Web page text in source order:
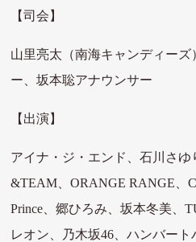
【司会】
山里亮太（南海キャンディー
ー、坂本聡アナウンサー
【出演】
アイナ・ジ・エンド、石川さゆ
&TEAM、ORANGE RANGE、
Prince、郷ひろみ、坂本冬美、
レオン、乃木坂46、ハンバート